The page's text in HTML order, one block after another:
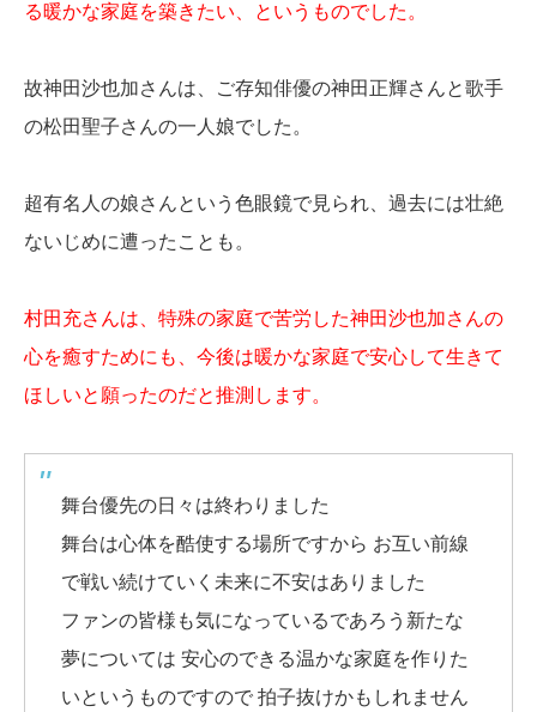
る暖かな家庭を築きたい、というものでした。
故神田沙也加さんは、ご存知俳優の神田正輝さんと歌手
の松田聖子さんの一人娘でした。
超有名人の娘さんという色眼鏡で見られ、過去には壮絶
ないじめに遭ったことも。
村田充さんは、特殊の家庭で苦労した神田沙也加さんの
心を癒すためにも、今後は暖かな家庭で安心して生きて
ほしいと願ったのだと推測します。
舞台優先の日々は終わりました
舞台は心体を酷使する場所ですから お互い前線
で戦い続けていく未来に不安はありました
ファンの皆様も気になっているであろう新たな
夢については 安心のできる温かな家庭を作りた
いというものですので 拍子抜けかもしれません